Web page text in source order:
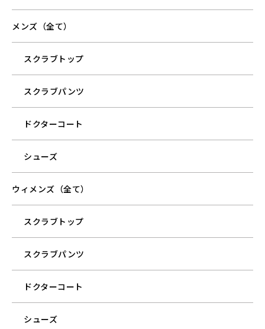
メンズ（全て）
スクラブトップ
スクラブパンツ
ドクターコート
シューズ
ウィメンズ（全て）
スクラブトップ
スクラブパンツ
ドクターコート
シューズ